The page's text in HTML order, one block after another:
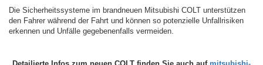
Die Sicherheitssysteme im brandneuen Mitsubishi COLT unterstützen
den Fahrer während der Fahrt und können so potenzielle Unfallrisiken
erkennen und Unfälle gegebenenfalls vermeiden.